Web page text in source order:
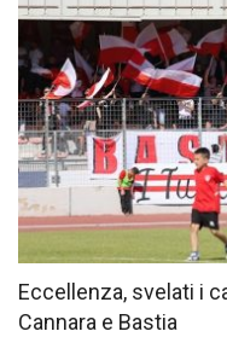
Eccellenza, svelati i
Cannara e Bastia